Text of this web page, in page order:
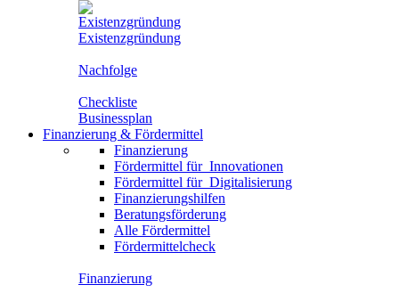
Existenzgründung
Nachfolge
Checkliste
Businessplan
Finanzierung & Fördermittel
Finanzierung
Fördermittel für Innovationen
Fördermittel für Digitalisierung
Finanzierungshilfen
Beratungsförderung
Alle Fördermittel
Fördermittelcheck
Finanzierung